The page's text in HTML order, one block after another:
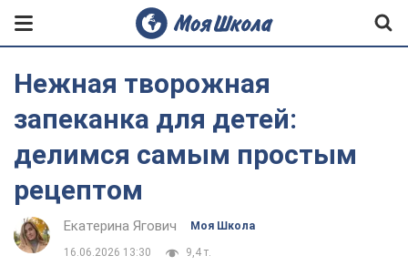
Нежная творожная
запеканка для детей:
делимся самым простым
рецептом
Екатерина Ягович Моя Школа
16.06.2026 13:30 9,4 т.